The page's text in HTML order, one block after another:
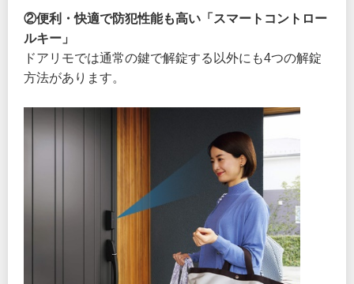
②便利・快適で防犯性能も高い「スマートコントロー
ルキー」
ドアリモでは通常の鍵で解錠する以外にも4つの解錠
方法があります。